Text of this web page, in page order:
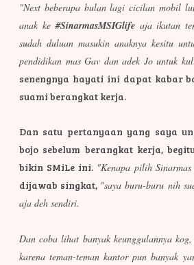
"Next beberapa bulan lagi cicilan mobil
anak ke#SinarmasMSIGlifeaja ikutan
sudah duluan masukin anaknya kesitu
pendidikan mas Gav dan adek Jo untuk
senengnya hayati ini dapat kabar
suami berangkat kerja.
Dan satu pertanyaan yang saya
bojo sebelum berangkat kerja,
bikin SMiLe ini. "Kenapa pilih
dijawab singkat, "saya buru-buru nih
aja deh sendiri.
Dan coba lihat banyak keunggulannya
karena teman-teman kantor pun banyak